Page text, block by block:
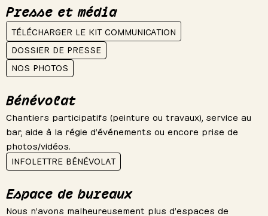
Presse et média
TÉLÉCHARGER LE KIT COMMUNICATION
DOSSIER DE PRESSE
NOS PHOTOS
Bénévolat
Chantiers participatifs (peinture ou travaux), service au
bar, aide à la régie d’événements ou encore prise de
photos/vidéos.
INFOLETTRE BÉNÉVOLAT
Espace de bureaux
Nous n’avons malheureusement plus d’espaces de